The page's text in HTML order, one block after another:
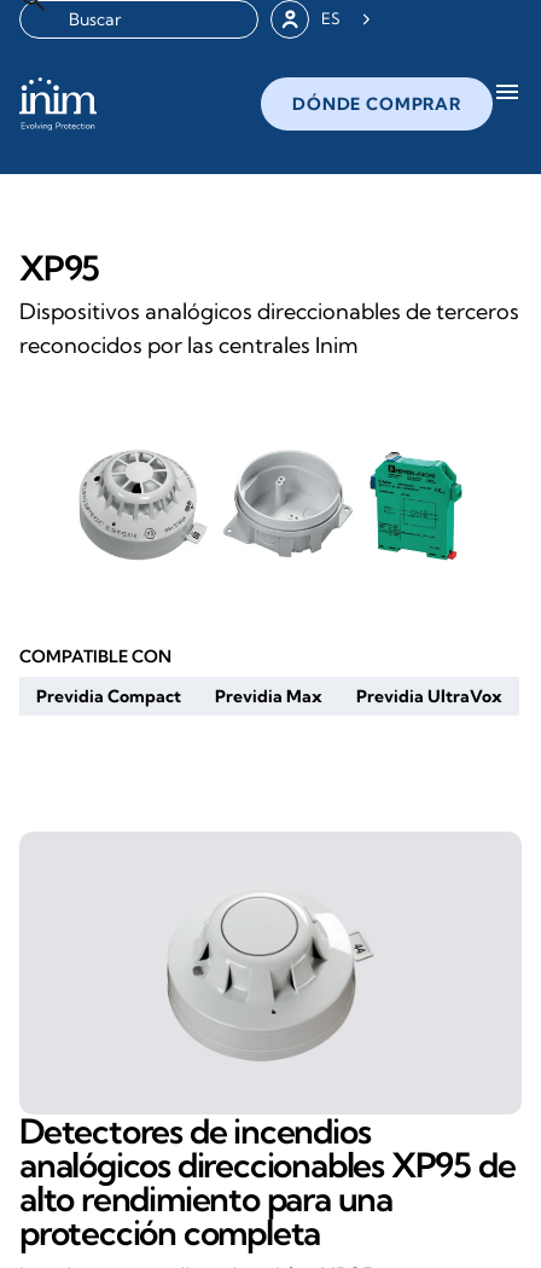
ES
DÓNDE COMPRAR menu
XP95
Dispositivos analógicos direccionables de terceros
reconocidos por las centrales Inim
COMPATIBLE CON
Previdia Compact
Previdia Max Previdia UltraVox
Detectores de incendios
analógicos direccionables XP95 de
alto rendimiento para una
protección completa